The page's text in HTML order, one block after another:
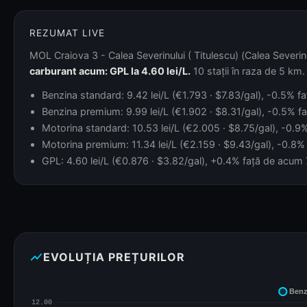
REZUMAT LIVE
MOL Craiova 3 - Calea Severinului ( Titulescu) (Calea
carburant acum: GPL la 4.60 lei/L. 10 stații în raza de 5 km.
Benzina standard: 9.42 lei/L (€1.793 · $7.83/gal), -0.5%
Benzina premium: 9.99 lei/L (€1.902 · $8.31/gal), -0.5%
Motorina standard: 10.53 lei/L (€2.005 · $8.75/gal), -
Motorina premium: 11.34 lei/L (€2.159 · $9.43/gal), -
GPL: 4.60 lei/L (€0.876 · $3.82/gal), +0.4% față de acum
show_chartEVOLUȚIA PREȚURILOR